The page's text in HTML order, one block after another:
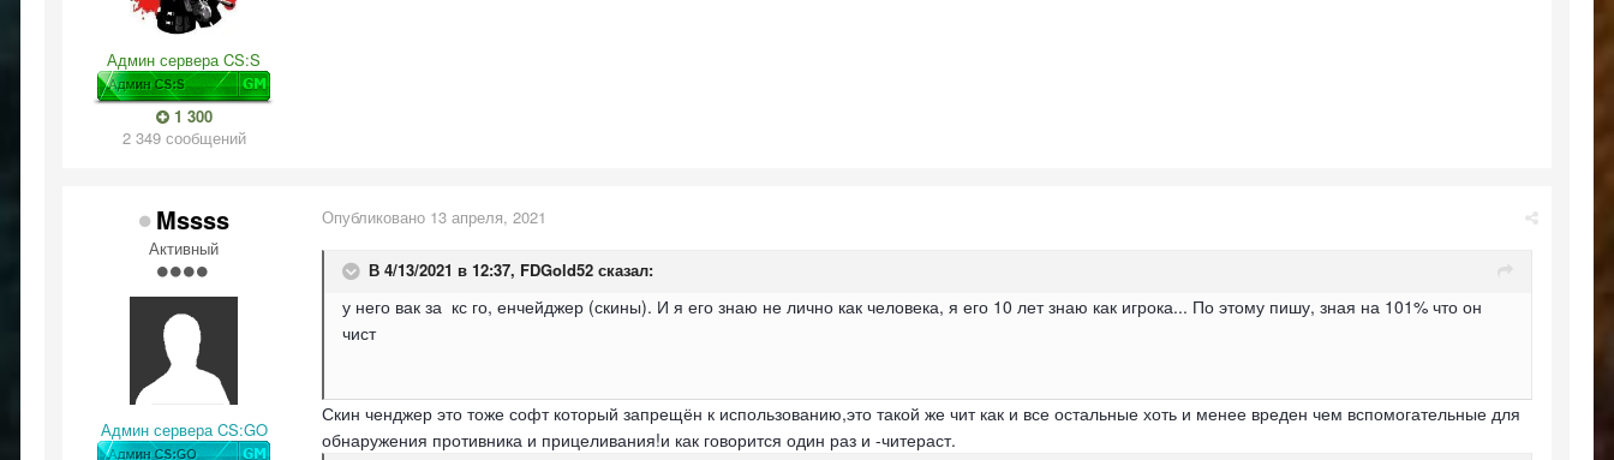
Админ сервера CS:S
1 300
2 349 сообщений
Mssss
Активный
Админ сервера CS:GO
Опубликовано 13 апреля, 2021
В 4/13/2021 в 12:37, FDGold52 сказал:
у него вак за кс го, енчейджер (скины). И я его знаю не лично как человека, я его 10 лет знаю как игрока... По этому пишу, зная на 101% что он
чист
Скин ченджер это тоже софт который запрещён к использованию,это такой же чит как и все остальные хоть и менее вреден чем вспомогательные для
обнаружения противника и прицеливания!и как говорится один раз и -читераст.